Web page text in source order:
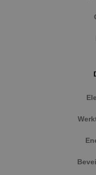
website kan niet
strikt